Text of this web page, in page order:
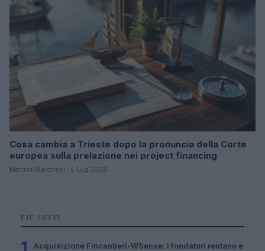
Cosa cambia a Trieste dopo la pronuncia della Corte
europea sulla prelazione nei project financing
Martina Marchesi · 5 Lug 2026
PIÙ LETTI
Acquisizione Fincantieri-WSense: i fondatori restano e